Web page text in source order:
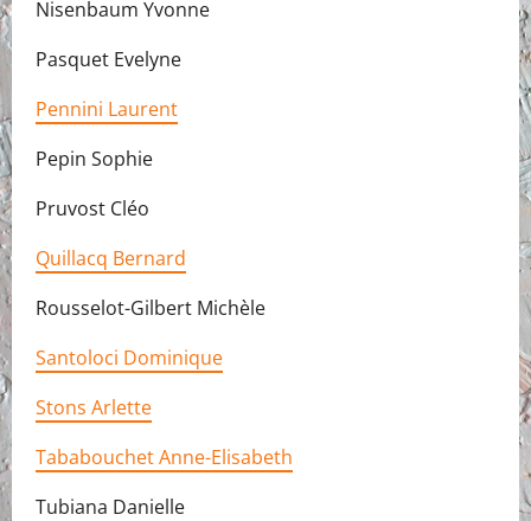
Nisenbaum Yvonne
Pasquet Evelyne
Pennini Laurent
Pepin Sophie
Pruvost Cléo
Quillacq Bernard
Rousselot-Gilbert Michèle
Santoloci Dominique
Stons Arlette
Tababouchet Anne-Elisabeth
Tubiana Danielle